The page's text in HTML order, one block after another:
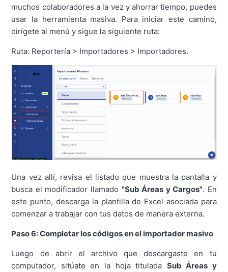
muchos colaboradores a la vez y ahorrar tiempo, puedes
usar la herramienta masiva. Para iniciar este camino,
dirígete al menú y sigue la siguiente ruta:
Ruta: Reportería > Importadores > Importadores.
Una vez allí, revisa el listado que muestra la pantalla y
busca el modificador llamado "Sub Áreas y Cargos". En
este punto, descarga la plantilla de Excel asociada para
comenzar a trabajar con tus datos de manera externa.
Paso 6: Completar los códigos en el importador masivo
Luego de abrir el archivo que descargaste en tu
computador, sitúate en la hoja titulada Sub Áreas y